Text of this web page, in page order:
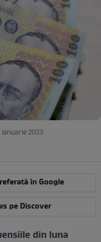
2023
în Google
pe Discover
din luna